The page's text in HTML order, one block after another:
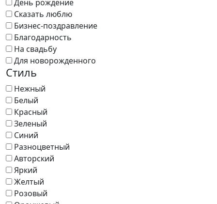
День рождение
Сказать люблю
Бизнес-поздравление
Благодарность
На свадьбу
Для новорожденного
Стиль
Нежный
Белый
Красный
Зеленый
Синий
Разноцветный
Авторский
Яркий
Желтый
Розовый